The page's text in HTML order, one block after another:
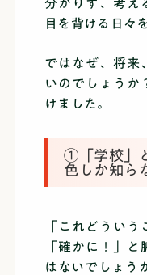
分かりず、考え
目を背ける日々
ではなぜ、将来
いのでしょうか
けました。
①「学校」
色しか知ら
「これどういう
「確かに！」
はないでしょう